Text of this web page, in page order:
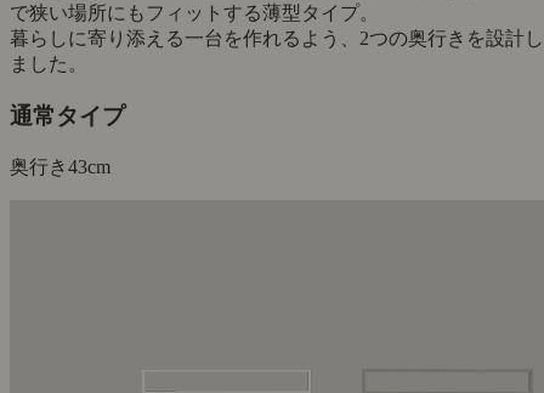
で狭い場所にもフィットする薄型タイプ。
暮らしに寄り添える一台を作れるよう、2つの奥行きを設計し
ました。
通常タイプ
奥行き43cm